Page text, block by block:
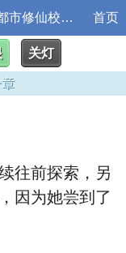
第三十二章 湘西尸王_天命由我之都市修仙校对版 首页
关灯
往前探索，另
因为她尝到了